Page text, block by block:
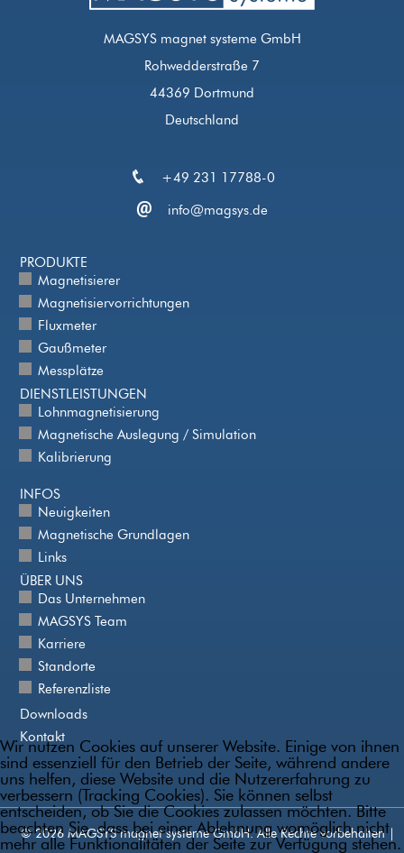
MAGSYS magnet systeme GmbH
Rohwedderstraße 7
44369 Dortmund
Deutschland
+49 231 17788-0
info@magsys.de
PRODUKTE
Magnetisierer
Magnetisiervorrichtungen
Fluxmeter
Gaußmeter
Messplätze
DIENSTLEISTUNGEN
Lohnmagnetisierung
Magnetische Auslegung / Simulation
Kalibrierung
INFOS
Neuigkeiten
Magnetische Grundlagen
Links
ÜBER UNS
Das Unternehmen
MAGSYS Team
Karriere
Standorte
Referenzliste
Downloads
Kontakt
© 2026 MAGSYS magnet systeme GmbH. Alle Rechte vorbehalten |
Wir nutzen Cookies auf unserer Website. Einige von ihnen
sind essenziell für den Betrieb der Seite, während andere
uns helfen, diese Website und die Nutzererfahrung zu
verbessern (Tracking Cookies). Sie können selbst
entscheiden, ob Sie die Cookies zulassen möchten. Bitte
beachten Sie, dass bei einer Ablehnung womöglich nicht
mehr alle Funktionalitäten der Seite zur Verfügung stehen.